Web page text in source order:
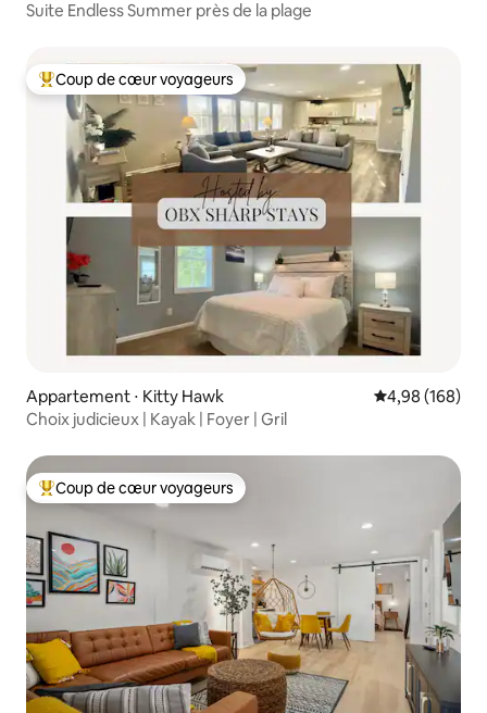
Suite Endless Summer près de la plage
Coups de cœur voyageurs les plus appréciés
Coup de cœur voyageurs
Appartement ⋅ Kitty Hawk Évaluation
4,98 (168)
Choix judicieux | Kayak | Foyer | Gril
Coups de cœur voyageurs les plus appréciés
Coup de cœur voyageurs